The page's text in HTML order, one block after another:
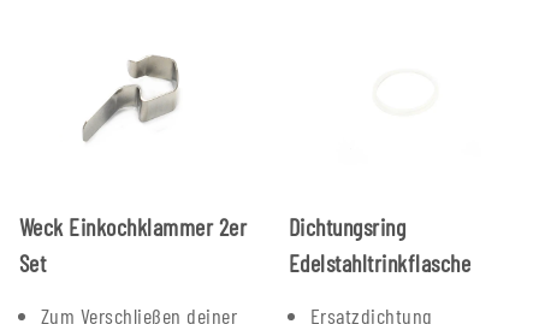
Weck Einkochklammer 2er
Set
Zum Verschließen deiner
Dichtungsring
Edelstahltrinkflasche
Ersatzdichtung